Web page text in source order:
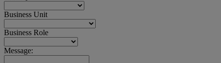
Business Unit
Business Role
Message: